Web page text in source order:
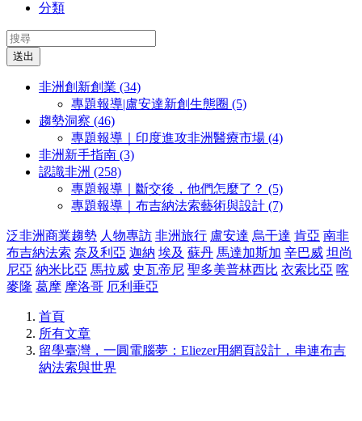
分類
送出
非洲創新創業 (34)
專題報導|盧安達新創生態圈 (5)
趨勢洞察 (46)
專題報導｜印度進攻非洲醫療市場 (4)
非洲新手指南 (3)
認識非洲 (258)
專題報導｜斷交後，他們怎麼了？ (5)
專題報導｜布吉納法索藝術與設計 (7)
泛非洲商業趨勢 人物專訪 非洲旅行 盧安達 烏干達 肯亞 南非
布吉納法索 奈及利亞 迦納 埃及 蘇丹 馬達加斯加 辛巴威 坦尚
尼亞 納米比亞 馬拉威 史瓦帝尼 聖多美普林西比 衣索比亞 喀
麥隆 葛摩 摩洛哥 厄利垂亞
首頁
所有文章
留學臺灣，一圓電腦夢：Eliezer用網頁設計，串連布吉
納法索與世界